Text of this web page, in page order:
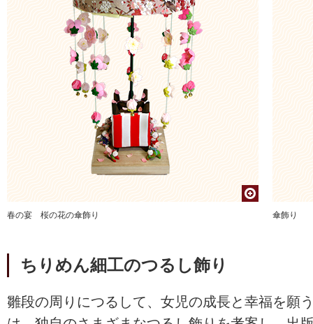
春の宴 桜の花の傘飾り 傘飾り
ちりめん細工のつるし飾り
雛段の周りにつるして、女児の成長と幸福を願